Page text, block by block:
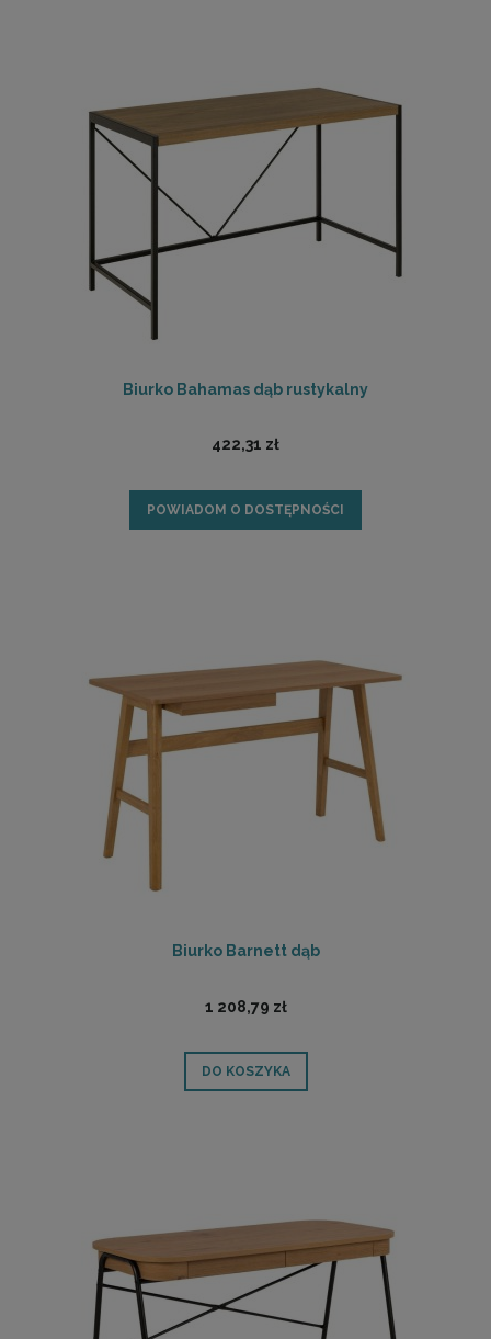
Biurko Bahamas dąb rustykalny
422,31 zł
POWIADOM O DOSTĘPNOŚCI
Biurko Barnett dąb
1 208,79 zł
DO KOSZYKA